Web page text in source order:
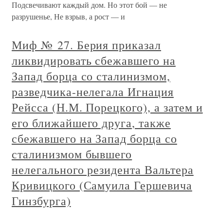
Подсвечивают каждый дом. Но этот бой — не
разрушенье, Не взрыв, а рост — и
Миф № 27. Берия приказал
ликвидировать сбежавшего на
Запад борца со сталинизмом,
разведчика-нелегала Игнация
Рейсса (Н.М. Порецкого), а затем и
его ближайшего друга, также
сбежавшего на Запад борца со
сталинизмом бывшего
нелегального резидента Вальтера
Кривицкого (Самуила Гершевича
Гинзбурга)